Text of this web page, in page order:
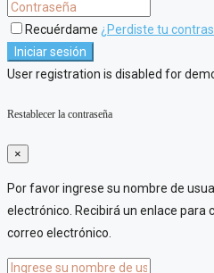
Recuérdame ¿Perdiste tu
Iniciar sesión
User registration is disabled for
Restablecer la contraseña
×
Por favor ingrese su nombre de
electrónico. Recibirá un enlace para
correo electrónico.